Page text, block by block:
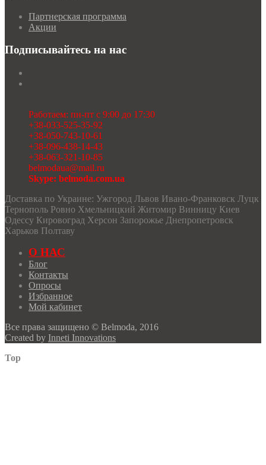
Партнерская программа
Акции
Подписывайтесь на нас
Работаем: пн-пт с 9:00 до 17:30
+38-033-525-35-92
+38-050-743-10-61
+38-096-438-14-43
+38-063-321-10-85
belmodaua@mail.ru
Skype: belmoda.com.ua
Доставка по Украине: Ужгород Львов Ивано-Франковск Луцк
Тернополь Ровно Хмельницкий Житомир Винницу Киев
Одессу Кировоград Херсон Запорожье Днепропетровск
Харьков Полтаву
О НАС
Блог
Контакты
Опросы
Избранное
Мой кабинет
Все права защищено © Belmoda, 2016
Created by Inneti Innovations
Top